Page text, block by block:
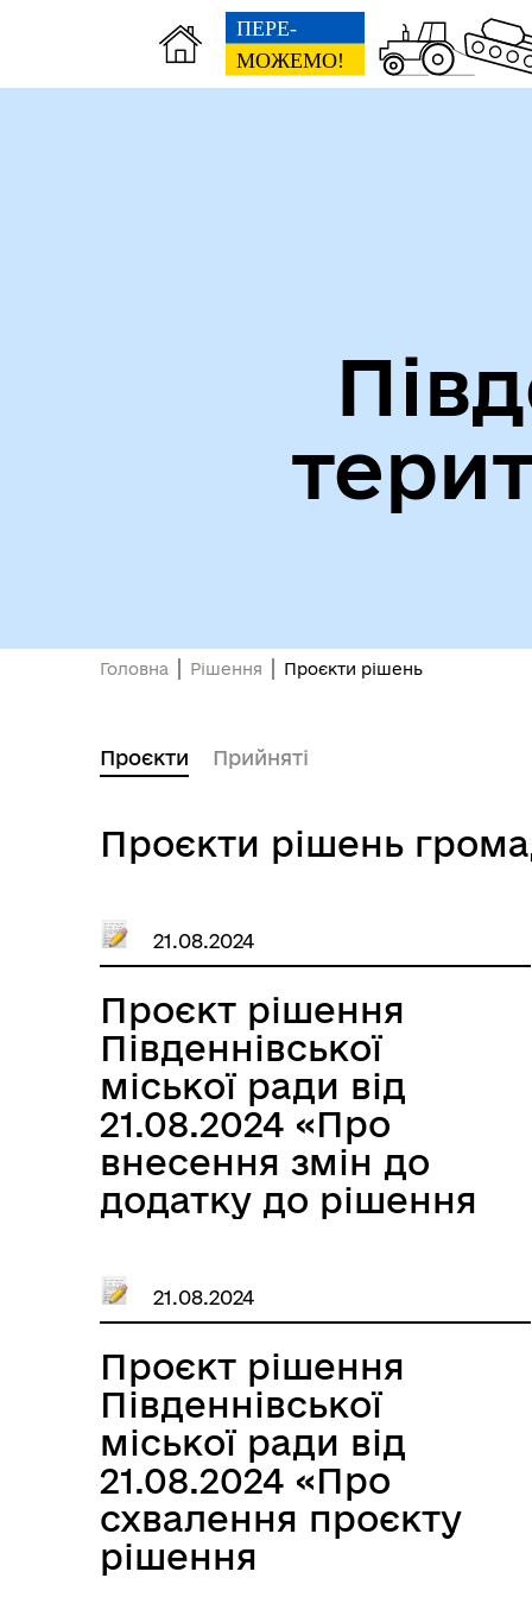
Виконавчий комітет
Депутати
Головна Рішення Проєкти рішень
Проєкти Прийняті
Проєкти рішень
21.08.2024
Проєкт рішення
Південнівської
міської ради від
21.08.2024 «Про
внесення змін до
додатку до рішення
комітету
Южненської міської
ради від 14.05.2021
№ 193 « Про
затвердження
переліку територій
загального
користування смт.
Нові Білярі, с.
21.08.2024
Проєкт рішення
Південнівської
міської ради від
21.08.2024 «Про
схвалення проєкту
рішення